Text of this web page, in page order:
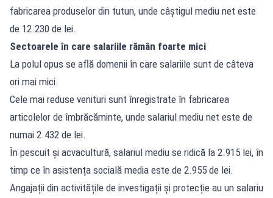
fabricarea produselor din tutun, unde câștigul mediu net este
de 12.230 de lei.
Sectoarele în care salariile rămân foarte mici
La polul opus se află domenii în care salariile sunt de câteva
ori mai mici.
Cele mai reduse venituri sunt înregistrate în fabricarea
articolelor de îmbrăcăminte, unde salariul mediu net este de
numai 2.432 de lei.
În pescuit și acvacultură, salariul mediu se ridică la 2.915 lei, în
timp ce în asistența socială media este de 2.955 de lei.
Angajații din activitățile de investigații și protecție au un salariu